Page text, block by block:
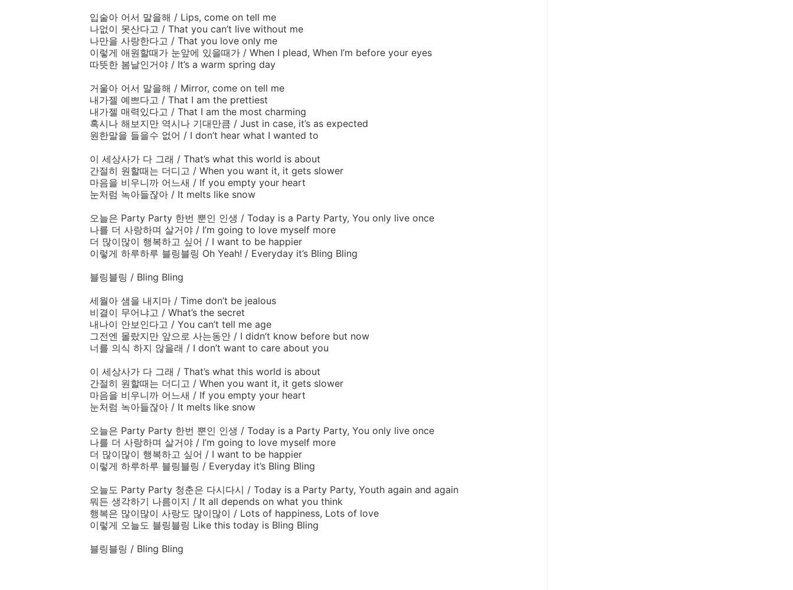
입술아 어서 말을해 / Lips, come on tell me
나없이 못산다고 / That you can’t live without me
나만을 사랑한다고 / That you love only me
이렇게 애원할때가 눈앞에 있을때가 / When I plead, When I’m before your eyes
따뜻한 봄날인거야 / It’s a warm spring day
거울아 어서 말을해 / Mirror, come on tell me
내가젤 예쁘다고 / That I am the prettiest
내가젤 매력있다고 / That I am the most charming
혹시나 해보지만 역시나 기대만큼 / Just in case, it’s as expected
원한말을 들을수 없어 / I don’t hear what I wanted to
이 세상사가 다 그래 / That’s what this world is about
간절히 원할때는 더디고 / When you want it, it gets slower
마음을 비우니까 어느새 / If you empty your heart
눈처럼 녹아들잖아 / It melts like snow
오늘은 Party Party 한번 뿐인 인생 / Today is a Party Party, You only live once
나를 더 사랑하며 살거야 / I’m going to love myself more
더 많이많이 행복하고 싶어 / I want to be happier
이렇게 하루하루 블링블링 Oh Yeah! / Everyday it’s Bling Bling
블링블링 / Bling Bling
세월아 샘을 내지마 / Time don’t be jealous
비결이 무어냐고 / What’s the secret
내나이 안보인다고 / You can’t tell me age
그전엔 몰랐지만 앞으로 사는동안 / I didn’t know before but now
너를 의식 하지 않을래 / I don’t want to care about you
이 세상사가 다 그래 / That’s what this world is about
간절히 원할때는 더디고 / When you want it, it gets slower
마음을 비우니까 어느새 / If you empty your heart
눈처럼 녹아들잖아 / It melts like snow
오늘은 Party Party 한번 뿐인 인생 / Today is a Party Party, You only live once
나를 더 사랑하며 살거야 / I’m going to love myself more
더 많이많이 행복하고 싶어 / I want to be happier
이렇게 하루하루 블링블링 / Everyday it’s Bling Bling
오늘도 Party Party 청춘은 다시다시 / Today is a Party Party, Youth again and again
뭐든 생각하기 나름이지 / It all depends on what you think
행복은 많이많이 사랑도 많이많이 / Lots of happiness, Lots of love
이렇게 오늘도 블링블링 Like this today is Bling Bling
블링블링 / Bling Bling